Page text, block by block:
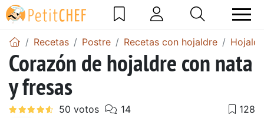
Recetas Postre Recetas con hojaldre
Corazón de hojaldre con nata
y fresas